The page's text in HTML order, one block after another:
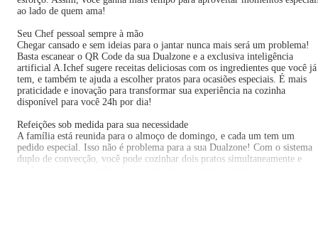
ao lado de quem ama!
Seu Chef pessoal sempre à mão
Chegar cansado e sem ideias para o jantar nunca mais será um problema!
Basta escanear o QR Code da sua Dualzone e a exclusiva inteligência
artificial A.Ichef sugere receitas deliciosas com os ingredientes que você já
tem, e também te ajuda a escolher pratos para ocasiões especiais. É mais
praticidade e inovação para transformar sua experiência na cozinha
disponível para você 24h por dia!
Refeições sob medida para sua necessidade
A família está reunida para o almoço de domingo, e cada um tem um
pedido especial. Isso não é problema para a sua Dualzone! Com o sistema
duplo de convecção, você pode cozinhar dois pratos simultaneamente e